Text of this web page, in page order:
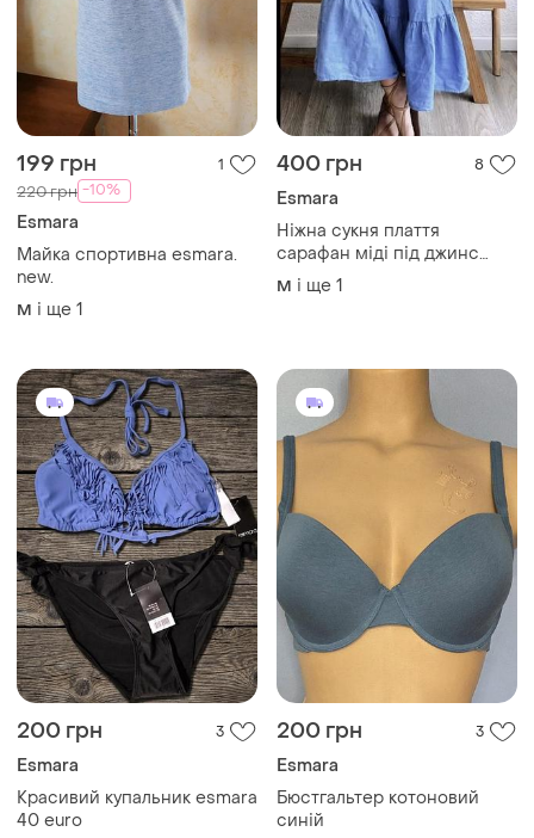
199 грн 1
220 грн -10%
Esmara
Майка спортивна esmara.
new.
M і ще 1
400 грн 8
Esmara
Ніжна сукня плаття
сарафан міді під джинс
вільний є кишені міді
блакитний сукня майка
M і ще 1
200 грн 3
Esmara
Красивий купальник esmara
40 euro
200 грн 3
Esmara
Бюстгальтер котоновий
синій